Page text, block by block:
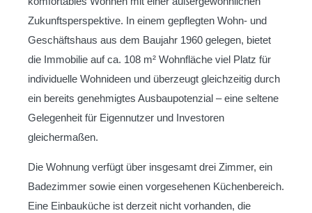
Zukunftsperspektive. In einem gepflegten Wohn- und
Geschäftshaus aus dem Baujahr 1960 gelegen, bietet
die Immobilie auf ca. 108 m² Wohnfläche viel Platz für
individuelle Wohnideen und überzeugt gleichzeitig durch
ein bereits genehmigtes Ausbaupotenzial – eine seltene
Gelegenheit für Eigennutzer und Investoren
gleichermaßen.
Die Wohnung verfügt über insgesamt drei Zimmer, ein
Badezimmer sowie einen vorgesehenen Küchenbereich.
Eine Einbauküche ist derzeit nicht vorhanden, die